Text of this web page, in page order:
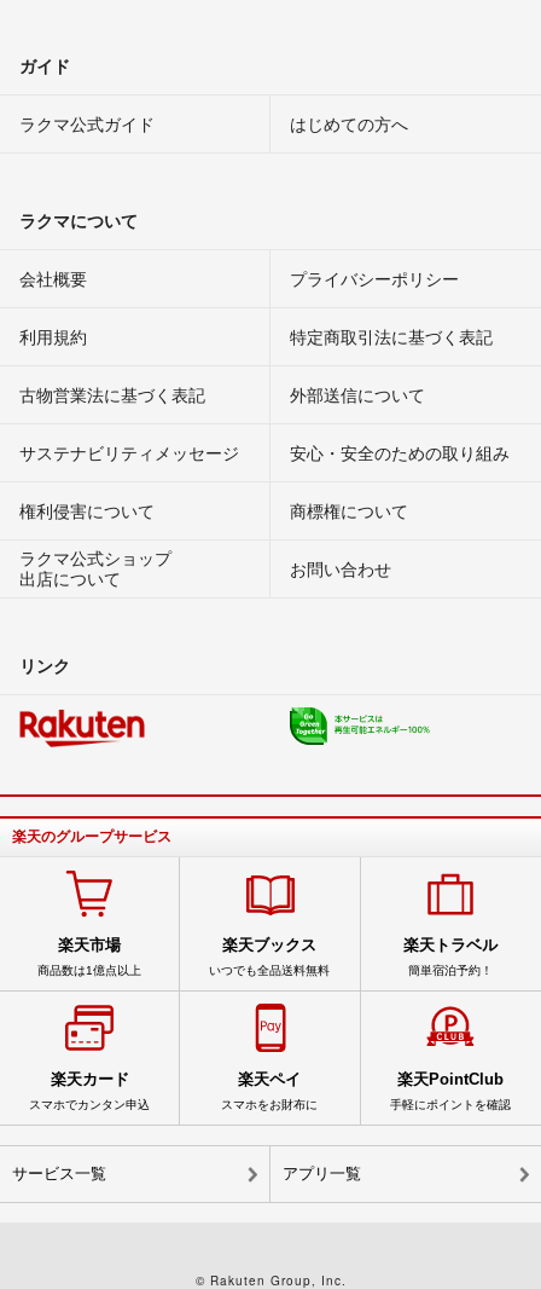
ガイド
ラクマ公式ガイド はじめての方へ
ラクマについて
会社概要 プライバシーポリシー
利用規約 特定商取引法に基づく表記
古物営業法に基づく表記 外部送信について
サステナビリティメッセージ 安心・安全のための取り組み
権利侵害について
商標権について
ラクマ公式ショップ
出店について
お問い合わせ
リンク
楽天のグループサービス
楽天市場
商品数は1億点以上
楽天ブックス
いつでも全品送料無料
楽天トラベル
簡単宿泊予約！
楽天カード
スマホでカンタン申込
楽天ペイ
スマホをお財布に
楽天PointClub
手軽にポイントを確認
サービス一覧 アプリ一覧
© Rakuten Group, Inc.